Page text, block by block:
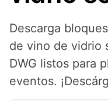
Descarga
de vino de vidrio
DWG listos para
eventos.